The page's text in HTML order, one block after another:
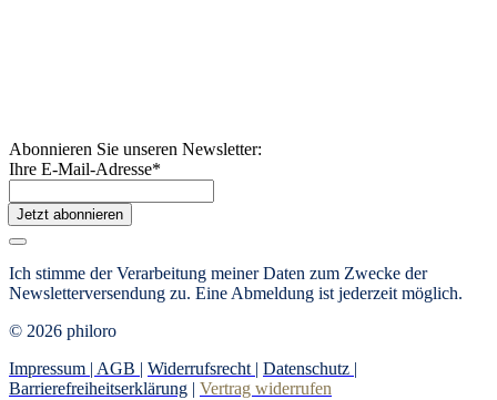
Abonnieren Sie unseren Newsletter:
Ihre E-Mail-Adresse*
Jetzt abonnieren
Ich stimme der Verarbeitung meiner Daten zum Zwecke der
Newsletterversendung zu. Eine Abmeldung ist jederzeit möglich.
© 2026 philoro
Impressum | AGB | Widerrufsrecht | Datenschutz |
Barrierefreiheitserklärung | Vertrag widerrufen